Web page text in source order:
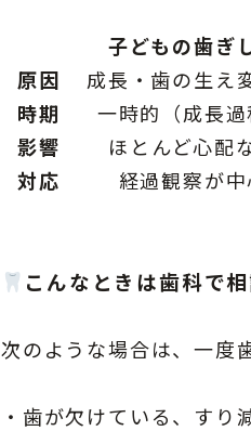
子どもの歯ぎ
原因
成長・歯の生え
時期
一時的（成長過
影響
ほとんど心配
対応
経過観察が中
こんなときは歯科で
次のような場合は、一度
・歯が欠けている、すり